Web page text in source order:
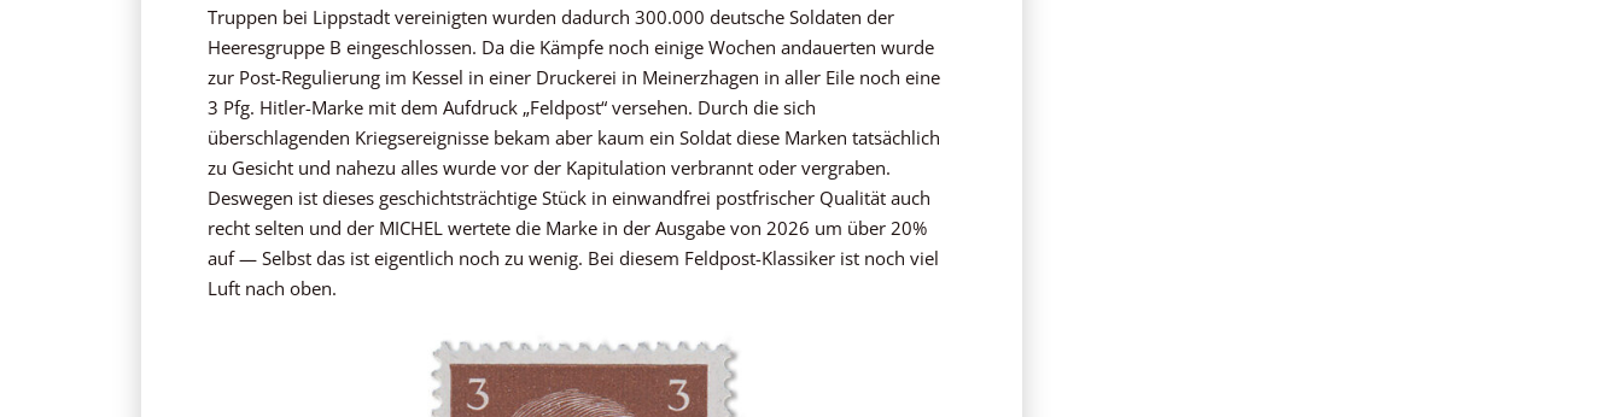
Truppen bei Lippstadt vereinigten wurden dadurch 300.000 deutsche Soldaten der
Heeresgruppe B eingeschlossen. Da die Kämpfe noch einige Wochen andauerten wurde
zur Post-Regulierung im Kessel in einer Druckerei in Meinerzhagen in aller Eile noch eine
3 Pfg. Hitler-Marke mit dem Aufdruck „Feldpost“ versehen. Durch die sich
überschlagenden Kriegsereignisse bekam aber kaum ein Soldat diese Marken tatsächlich
zu Gesicht und nahezu alles wurde vor der Kapitulation verbrannt oder vergraben.
Deswegen ist dieses geschichtsträchtige Stück in einwandfrei postfrischer Qualität auch
recht selten und der MICHEL wertete die Marke in der Ausgabe von 2026 um über 20%
auf — Selbst das ist eigentlich noch zu wenig. Bei diesem Feldpost-Klassiker ist noch viel
Luft nach oben.